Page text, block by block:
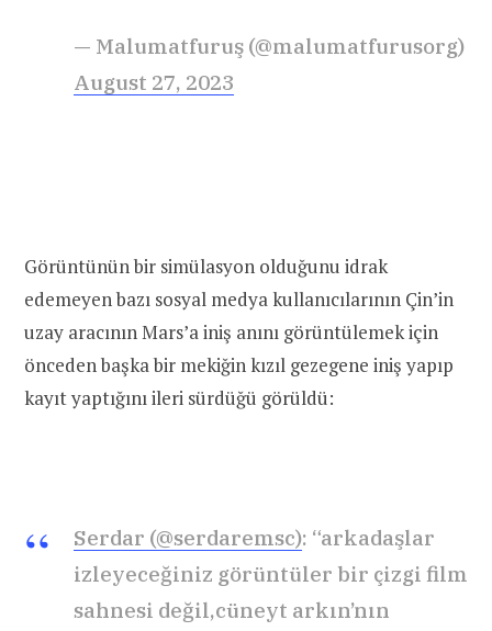
— Malumatfuruş (@malumatfurusorg)
August 27, 2023
Görüntünün bir simülasyon olduğunu idrak
edemeyen bazı sosyal medya kullanıcılarının Çin’in
uzay aracının Mars’a iniş anını görüntülemek için
önceden başka bir mekiğin kızıl gezegene iniş yapıp
kayıt yaptığını ileri sürdüğü görüldü:
Serdar (@serdaremsc): “arkadaşlar
izleyeceğiniz görüntüler bir çizgi film
sahnesi değil,cüneyt arkın’nın